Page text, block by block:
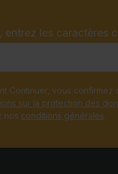
entrez les caractères
Continuer, vous confirmez
sur la protection des
nos conditions générales.